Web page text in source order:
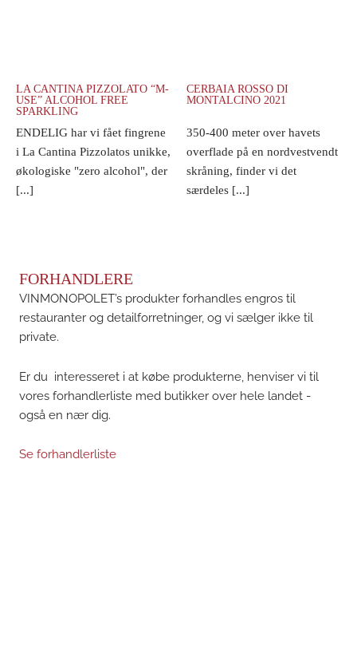
LA CANTINA PIZZOLATO “M-
USE” ALCOHOL FREE
SPARKLING
ENDELIG har vi fået fingrene
i La Cantina Pizzolatos unikke,
økologiske "zero alcohol", der
[...]
CERBAIA ROSSO DI
MONTALCINO 2021
350-400 meter over havets
overflade på en nordvestvendt
skråning, finder vi det
særdeles [...]
FORHANDLERE
VINMONOPOLET’s produkter forhandles engros til
restauranter og detailforretninger, og vi sælger ikke til
private.
Er du interesseret i at købe produkterne, henviser vi til
vores forhandlerliste med butikker over hele landet -
også en nær dig.
Se forhandlerliste